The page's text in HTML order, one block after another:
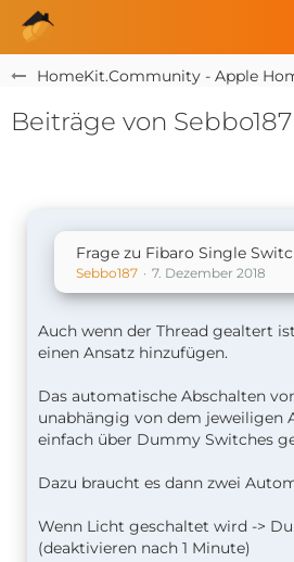
HomeKit.Community - Apple
Beiträge von Sebbo187
Frage zu Fibaro Single
Sebbo187 7. Dezember 2018
Auch wenn der Thread gealtert
einen Ansatz hinzufügen.
Das automatische Abschalten
unabhängig von dem jeweiligen
einfach über Dummy Switches
Dazu braucht es dann zwei
Wenn Licht geschaltet wird ->
(deaktivieren nach 1 Minute)